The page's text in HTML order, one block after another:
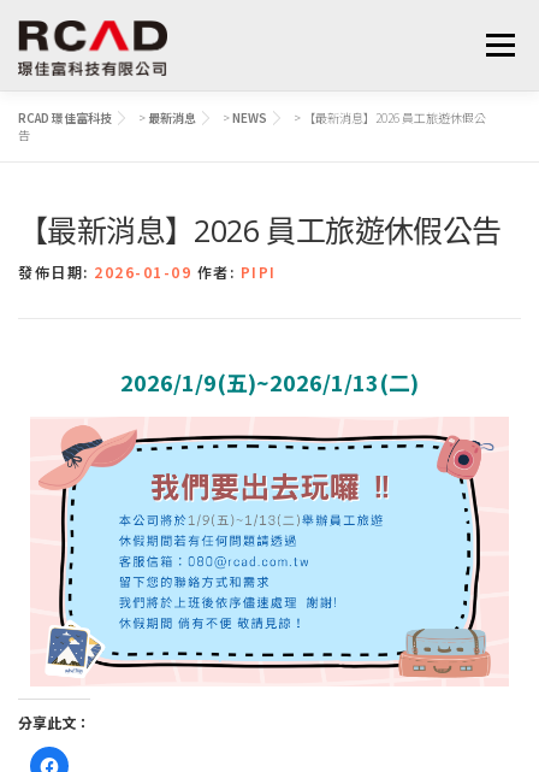
選單
支援與學習 關於我們 聯絡我們 鋼筋學堂
RCAD 璟佳富科技 > 最新消息 >NEWS > 【最新消息】2026 員工旅遊休假公
告
【最新消息】2026 員工旅遊休假公告
發佈日期: 2026-01-09 作者: PIPI
2026/1/9(五)~2026/1/13(二)
分享此文：
按